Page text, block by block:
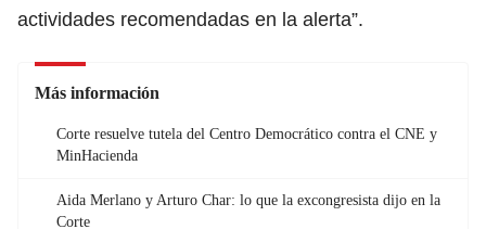
actividades recomendadas en la alerta”.
Más información
Corte resuelve tutela del Centro Democrático contra el CNE y
MinHacienda
Aida Merlano y Arturo Char: lo que la excongresista dijo en la
Corte